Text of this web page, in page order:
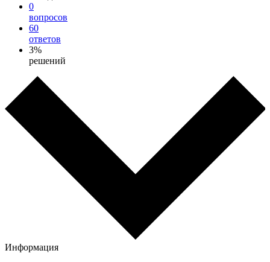
0
вопросов
60
ответов
3%
решений
Информация